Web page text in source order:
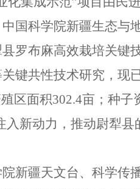
国科学院新疆生态与
罗布麻高效栽培关键
键共性技术研究，现
区面积302.4亩；种子
入新动力，推动尉犁
新疆天文台、科学传